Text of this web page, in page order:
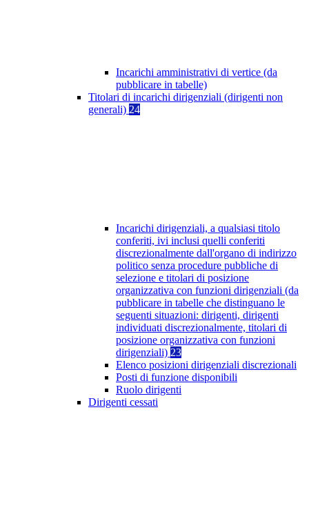
Incarichi amministrativi di vertice (da
pubblicare in tabelle)
Titolari di incarichi dirigenziali (dirigenti non
generali) 24
Incarichi dirigenziali, a qualsiasi titolo
conferiti, ivi inclusi quelli conferiti
discrezionalmente dall'organo di indirizzo
politico senza procedure pubbliche di
selezione e titolari di posizione
organizzativa con funzioni dirigenziali (da
pubblicare in tabelle che distinguano le
seguenti situazioni: dirigenti, dirigenti
individuati discrezionalmente, titolari di
posizione organizzativa con funzioni
dirigenziali) 23
Elenco posizioni dirigenziali discrezionali
Posti di funzione disponibili
Ruolo dirigenti
Dirigenti cessati